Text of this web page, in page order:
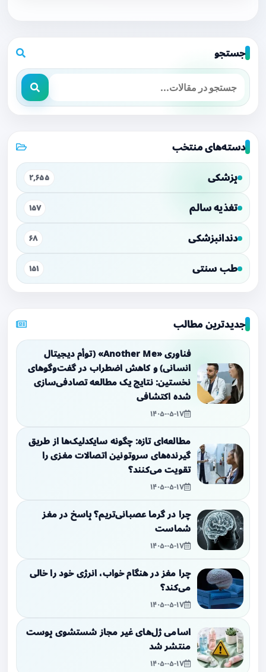
جستجو
دسته‌های منتخب
پزشکی ۲,۶۵۵
تغذیه سالم ۱۵۷
دندانپزشکی ۶۸
طب سنتی ۱۵۱
جدیدترین مطالب
فناوری «Another Me» (توأم دیجیتال
انسانی) و کاهش اضطراب در گفت‌وگوهای
نخستین: نتایج یک مطالعه تصادفی‌سازی
شده اکتشافی
۱۴۰۵-۰۵-۱۷
مطالعه‌ای تازه: چگونه سایکدلیک‌ها از طریق
گیرنده‌های سروتونین اتصالات مغزی را
تقویت می‌کنند؟
۱۴۰۵-۰۵-۱۷
چرا در گرما عصبانی‌تریم؟ پاسخ در مغز
شماست
۱۴۰۵-۰۵-۱۷
چرا مغز در هنگام خواب، انرژی خود را خالی
می‌کند؟
۱۴۰۵-۰۵-۱۷
اسامی ژل‌های غیر مجاز شستشوی پوست
منتشر شد
۱۴۰۵-۰۵-۱۷